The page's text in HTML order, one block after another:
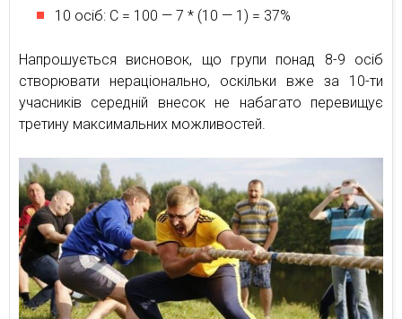
10 осіб: С = 100 — 7 * (10 — 1) = 37%
Напрошується висновок, що групи понад 8-9 осіб
створювати нераціонально, оскільки вже за 10-ти
учасників середній внесок не набагато перевищує
третину максимальних можливостей.